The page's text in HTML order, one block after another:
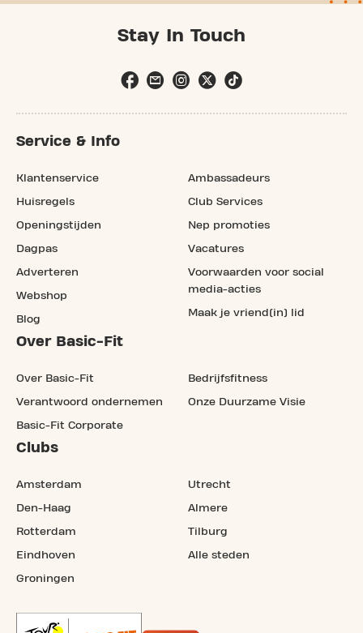
Stay In Touch
Service & Info
Klantenservice
Huisregels
Openingstijden
Dagpas
Adverteren
Webshop
Blog
Ambassadeurs
Club Services
Nep promoties
Vacatures
Voorwaarden voor social
media-acties
Maak je vriend(in) lid
Over Basic-Fit
Over Basic-Fit
Verantwoord ondernemen
Basic-Fit Corporate
Bedrijfsfitness
Onze Duurzame Visie
Clubs
Amsterdam
Den-Haag
Rotterdam
Eindhoven
Groningen
Utrecht
Almere
Tilburg
Alle steden